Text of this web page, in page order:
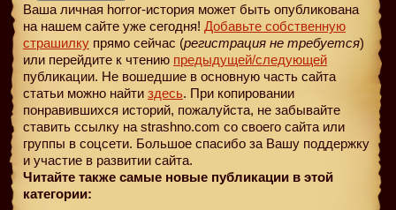
Ваша личная horror-история может быть опубликована
на нашем сайте уже сегодня! Добавьте собственную
страшилку прямо сейчас (регистрация не требуется)
или перейдите к чтению предыдущей/следующей
публикации. Не вошедшие в основную часть сайта
статьи можно найти здесь. При копировании
понравившихся историй, пожалуйста, не забывайте
ставить ссылку на strashno.com со своего сайта или
группы в соцсети. Большое спасибо за Вашу поддержку
и участие в развитии сайта.
Читайте также самые новые публикации в этой
категории: